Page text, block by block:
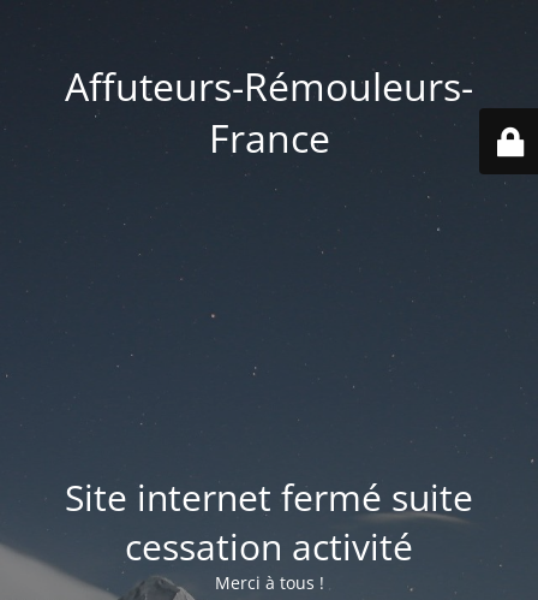
Affuteurs-Rémouleurs-
France
Site internet fermé suite
cessation activité
Merci à tous !